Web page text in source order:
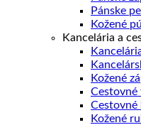
Pánske
Kožené
Kancelária a
Kožené
Cestovné
Cestovné
Kožené